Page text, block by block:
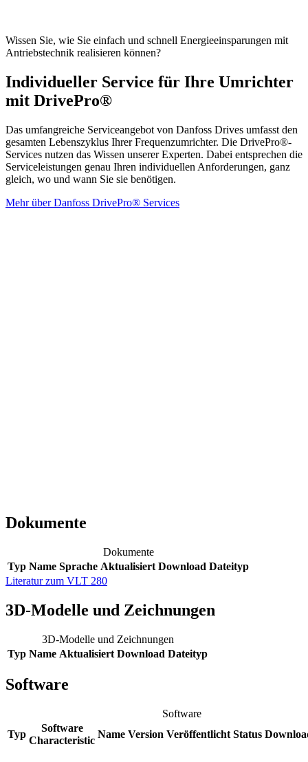
Wissen Sie, wie Sie einfach und schnell Energieeinsparungen mit
Antriebstechnik realisieren können?
Individueller Service für Ihre Umrichter
mit DrivePro®
Das umfangreiche Serviceangebot von Danfoss Drives umfasst den
gesamten Lebenszyklus Ihrer Frequenzumrichter. Die DrivePro®-
Services nutzen das Wissen unserer Experten. Dabei entsprechen die
Serviceleistungen genau Ihren individuellen Anforderungen, ganz
gleich, wo und wann Sie sie benötigen.
Mehr über Danfoss DrivePro® Services
Dokumente
Dokumente
Typ Name Sprache Aktualisiert Download Dateityp
Literatur zum VLT 280
3D-Modelle und Zeichnungen
3D-Modelle und Zeichnungen
Typ Name Aktualisiert Download Dateityp
Software
Software
Typ
Software
Characteristic
Name Version Veröffentlicht Status